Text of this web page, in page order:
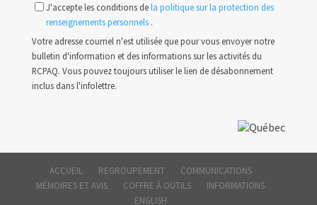
J'accepte les conditions dela politique sur la protection des
renseignements personnels .
Votre adresse courriel n'est utilisée que pour vous envoyer notre
bulletin d'information et des informations sur les activités du
RCPAQ. Vous pouvez toujours utiliser le lien de désabonnement
inclus dans l'infolettre.
ACCUEIL REGROUPEMENT
COMMUNICATIONS
MÉMOIRES ET AVIS
COFFRE À OUTILS
INFORMATIONS
ENGLISH